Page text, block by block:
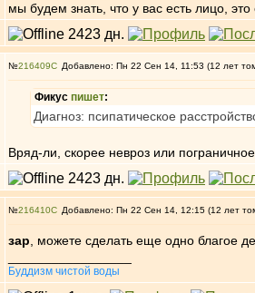
мы будем знать, что у вас есть лицо,
№216409 Добавлено: Пн 22 Сен 14, 11:53 (12 лет
Фикус пишет:
Диагноз: псипатическое
Вряд-ли, скорее невроз или
№216410 Добавлено: Пн 22 Сен 14, 12:15 (12 лет
зар , можете сделать еще одно благое
Буддизм чистой воды